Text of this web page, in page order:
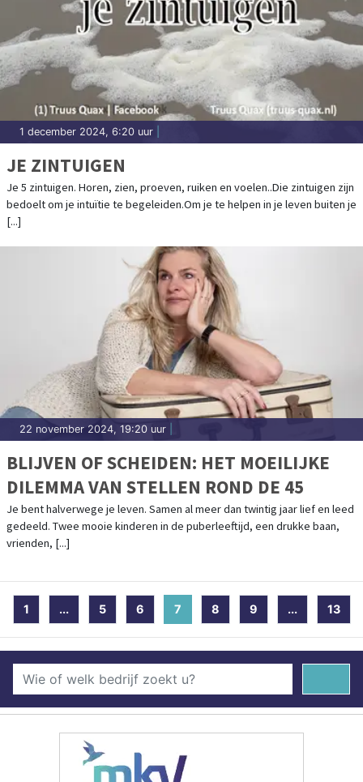
1 december 2024, 6:20 uur
JE ZINTUIGEN
Je 5 zintuigen. Horen, zien, proeven, ruiken en voelen..Die zintuigen zijn
bedoelt om je intuïtie te begeleiden.Om je te helpen in je leven buiten je
[...]
22 november 2024, 19:20 uur
BLIJVEN OF SCHEIDEN: HET MOEILIJKE
DILEMMA VAN STELLEN ROND DE 45
Je bent halverwege je leven. Samen al meer dan twintig jaar lief en leed
gedeeld. Twee mooie kinderen in de puberleeftijd, een drukke baan,
vrienden, [...]
1 ... 5 6 7 (current)
8 9 ... 13